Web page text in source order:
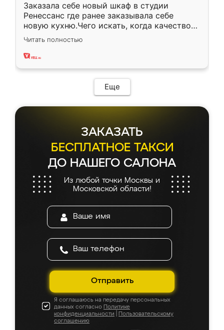
Заказала себе новый шкаф в студии
Ренессанс где ранее заказывала себе
новую кухню.Чего искать, когда качеством
вполне довольна. Служит кухня уже почти
два года, нареканий нет.
Читать полностью
Еще
ЗАКАЗАТЬ
БЕСПЛАТНОЕ ТАКСИ
ДО НАШЕГО САЛОНА
Из любой точки Москвы и
Московской области!
Отправить
Я соглашаюсь на передачу персональных
данных согласно Политике
конфиденциальности
Пользовательскому
соглашению